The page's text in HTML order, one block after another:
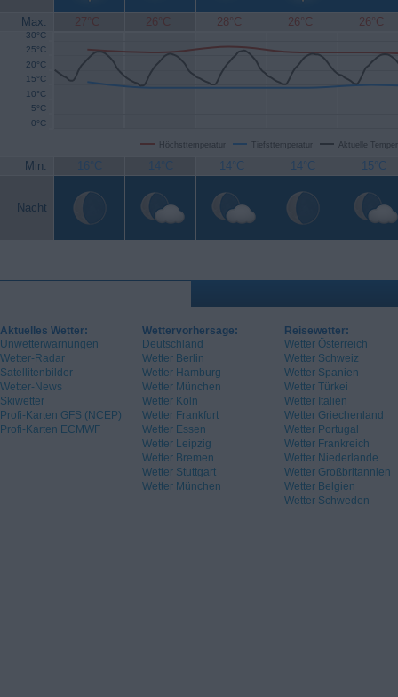
Max. 27°C 26°C 28°C 26°C 26°C
Höchsttemperatur Tiefsttemperatur Aktuelle
0°C
5°C
10°C
15°C
20°C
25°C
30°C
Min. 16°C 14°C 14°C 14°C 15°C
Nacht
Aktuelles Wetter:
Unwetterwarnungen
Wetter-Radar
Satellitenbilder
Wetter-News
Skiwetter
Profi-Karten GFS (NCEP)
Profi-Karten ECMWF
Wettervorhersage:
Deutschland
Wetter Berlin
Wetter Hamburg
Wetter München
Wetter Köln
Wetter Frankfurt
Wetter Essen
Wetter Leipzig
Wetter Bremen
Wetter Stuttgart
Wetter München
Reisewetter:
Wetter Österreich
Wetter Schweiz
Wetter Spanien
Wetter Türkei
Wetter Italien
Wetter Griechenland
Wetter Portugal
Wetter Frankreich
Wetter Niederlande
Wetter Großbritannien
Wetter Belgien
Wetter Schweden